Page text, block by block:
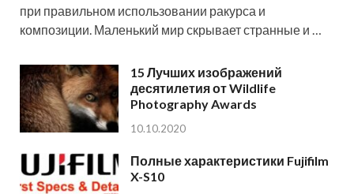
при правильном использовании ракурса и
композиции. Маленький мир скрывает странные и …
15 Лучших изображений
десятилетия от Wildlife
Photography Awards
10.10.2020
Полные характеристики Fujifilm
X-S10